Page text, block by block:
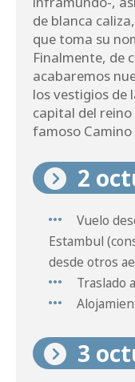
de blanca
que toma su
Finalmente, de
acabaremos
los vestigios de
capital del
famoso
2
Vuelo
Estambul
desde otros
Traslado
3